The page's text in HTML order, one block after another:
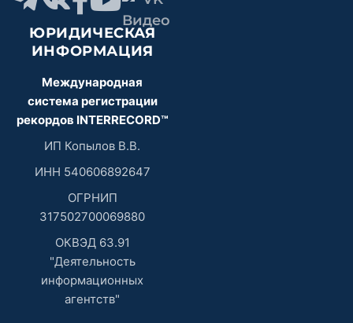
ЮРИДИЧЕСКАЯ
ИНФОРМАЦИЯ
Международная
система регистрации
рекордов INTERRECORD™
ИП Копылов В.В.
ИНН 540606892647
ОГРНИП
317502700069880
ОКВЭД 63.91
"Деятельность
информационных
агентств"